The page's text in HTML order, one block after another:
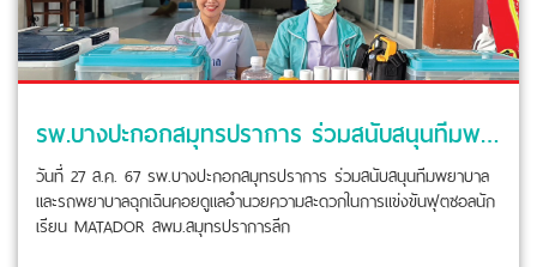
รพ.บางปะกอกสมุทรปราการ ร่วมสนับสนุนทีมพยาบาลและรถพยาบาลฉุกเฉิน
วันที่ 27 ส.ค. 67 รพ.บางปะกอกสมุทรปราการ ร่วมสนับสนุนทีมพยาบาล
และรถพยาบาลฉุกเฉินคอยดูแลอำนวยความสะดวกในการแข่งขันฟุตซอลนัก
เรียน MATADOR สพม.สมุทรปราการลีก